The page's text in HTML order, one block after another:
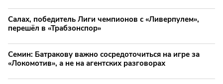
Салах, победитель Лиги чемпионов с «Ливерпулем»,
перешёл в «Трабзонспор»
Семин: Батракову важно сосредоточиться на игре за
«Локомотив», а не на агентских разговорах